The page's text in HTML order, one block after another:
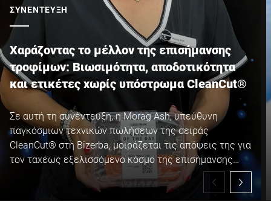
ΣΥΝΈΝΤΕΥΞΗ
Χαράζοντας το μέλλον της επισήμανσης
τροφίμων: Βιωσιμότητα, αποδοτικότητα
και ετικέτες χωρίς υπόστρωμα CleanCut®
Σε αυτή τη συνέντευξη, η Morag Ash, υπεύθυνη
παγκόσμιων τεχνικών πωλήσεων της σειράς
CleanCut® στη Bizerba, μοιράζεται τις απόψεις της για
τον ταχέως εξελισσόμενο κόσμο της επισήμανσης
τροφίμων. Από την αυξανόμενη ζήτηση για βιώσιμες
συσκευασίες και τεχνολογία χωρίς υπόστρωμα έως